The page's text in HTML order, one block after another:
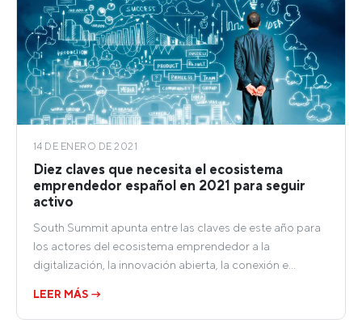
14 DE ENERO DE 2021
Diez claves que necesita el ecosistema
emprendedor español en 2021 para seguir
activo
South Summit apunta entre las claves de este año para
los actores del ecosistema emprendedor a la
digitalización, la innovación abierta, la conexión e…
LEER MÁS →